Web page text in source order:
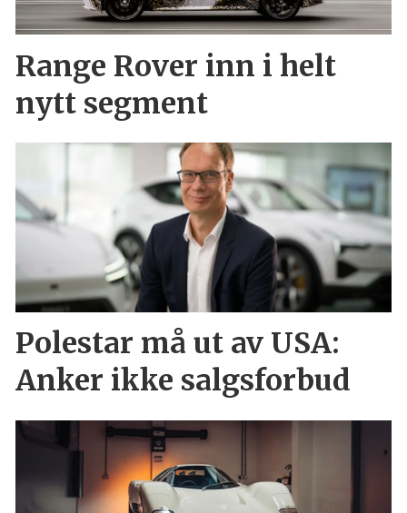
Range Rover inn i helt
nytt segment
Polestar må ut av USA:
Anker ikke salgsforbud